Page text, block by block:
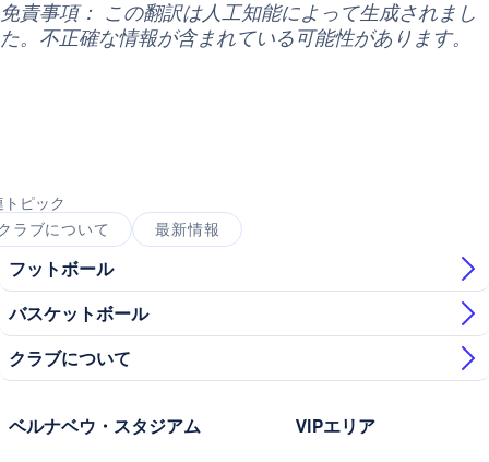
免責事項： この翻訳は人工知能によって生成されまし
た。不正確な情報が含まれている可能性があります。
トピック
ラブについて
最新情報
フットボール
バスケットボール
クラブについて
ベルナベウ・スタジアム VIPエリア